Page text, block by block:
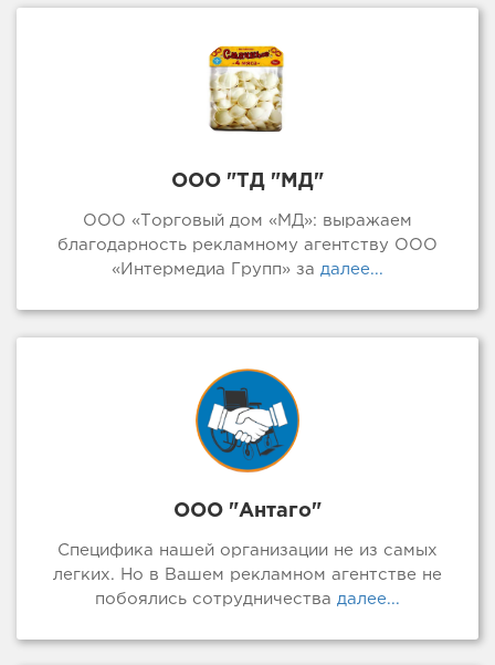
ООО "ТД "МД"
ООО «Торговый дом «МД»: выражаем
благодарность рекламному агентству ООО
«Интермедиа Групп» за далее...
ООО "Антаго"
Специфика нашей организации не из самых
легких. Но в Вашем рекламном агентстве не
побоялись сотрудничества далее...